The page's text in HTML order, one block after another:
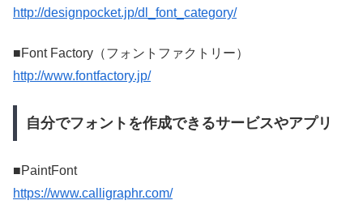
http://designpocket.jp/dl_font_category/
■Font Factory（フォントファクトリー）
http://www.fontfactory.jp/
自分でフォントを作成できるサービスやアプリ
■PaintFont
https://www.calligraphr.com/